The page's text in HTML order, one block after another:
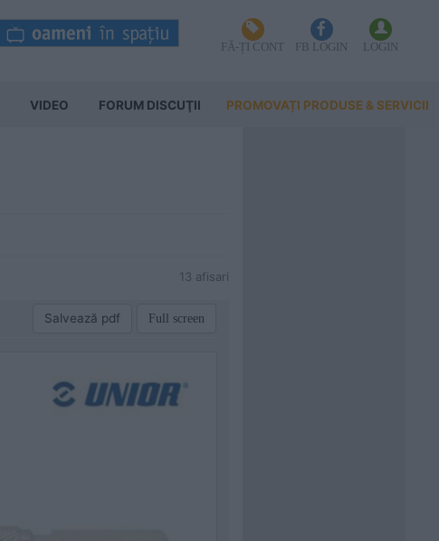
FĂ-ȚI CONT FB LOGIN LOGIN
VIDEO FORUM DISCUŢII PROMOVAȚI PRODUSE & SERVICII
13 afisari
Salvează pdf Full screen